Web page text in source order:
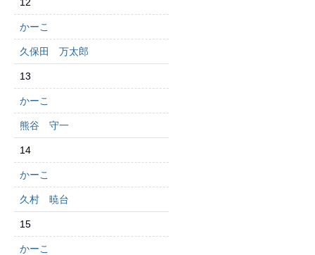
かーこ
久保田 万太郎
13
かーこ
熊谷 守一
14
かーこ
久村 暁台
15
かーこ